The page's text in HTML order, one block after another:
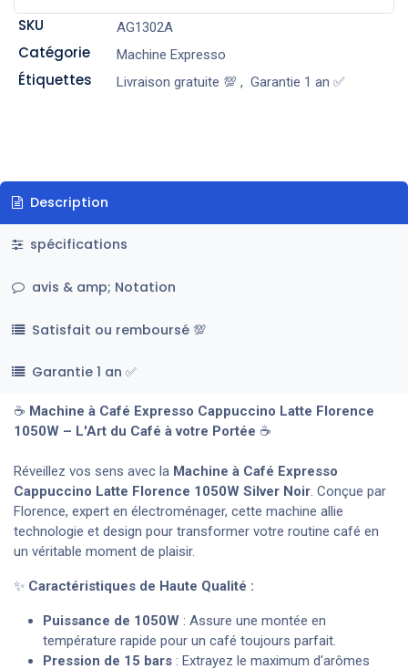
SKU AG1302A
Catégorie Machine Expresso
Étiquettes Livraison gratuite 💯 , Garantie 1 an ✅
Description
spécifications
avis & amp; Notation
Satisfait ou remboursé 💯
Garantie 1 an ✅
☕ Machine à Café Expresso Cappuccino Latte Florence
1050W – L'Art du Café à votre Portée ☕
Réveillez vos sens avec la Machine à Café Expresso
Cappuccino Latte Florence 1050W Silver Noir. Conçue par
Florence, expert en électroménager, cette machine allie
technologie et design pour transformer votre routine café en
un véritable moment de plaisir.
✨ Caractéristiques de Haute Qualité :
Puissance de 1050W : Assure une montée en
température rapide pour un café toujours parfait.
Pression de 15 bars : Extrayez le maximum d'arômes